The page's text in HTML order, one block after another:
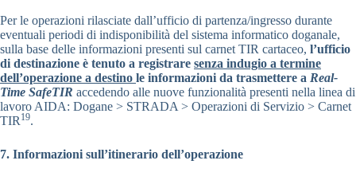
Per le operazioni rilasciate dall’ufficio di partenza/ingresso durante
eventuali periodi di indisponibilità del sistema informatico doganale,
sulla base delle informazioni presenti sul carnet TIR cartaceo, l’ufficio
di destinazione è tenuto a registrare senza indugio a termine
dell’operazione a destino le informazioni da trasmettere a Real-
Time SafeTIR accedendo alle nuove funzionalità presenti nella linea di
lavoro AIDA: Dogane > STRADA > Operazioni di Servizio > Carnet
TIR 19.
7. Informazioni sull’itinerario dell’operazione